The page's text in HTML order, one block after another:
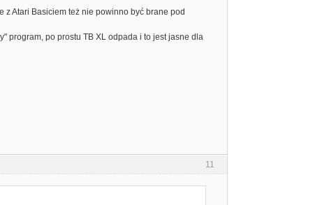
Atari Basiciem też nie powinno być brane pod
program, po prostu TB XL odpada i to jest jasne dla
11